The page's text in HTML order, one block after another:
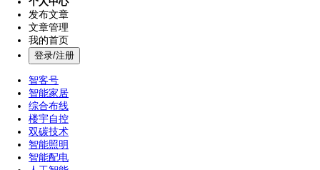
发布文章
文章管理
我的首页
登录/注册
智客号
智能家居
综合布线
楼宇自控
双碳技术
智能照明
智能配电